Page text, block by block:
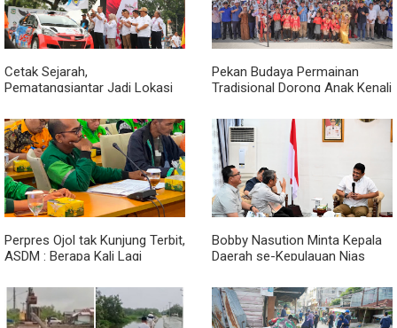
Cetak Sejarah,
Pematangsiantar Jadi Lokasi
2026
Pekan Budaya Permainan
Tradisional Dorong Anak Kenali
Ketergantungan Gadget
Perpres Ojol tak Kunjung Terbit,
ASDM : Berapa Kali Lagi
Janji?
Bobby Nasution Minta Kepala
Daerah se-Kepulauan Nias